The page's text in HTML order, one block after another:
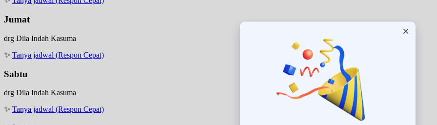
Jumat
drg Dila Indah Kasuma
✨ Tanya jadwal (Respon Cepat)
Sabtu
drg Dila Indah Kasuma
✨ Tanya jadwal (Respon Cepat)